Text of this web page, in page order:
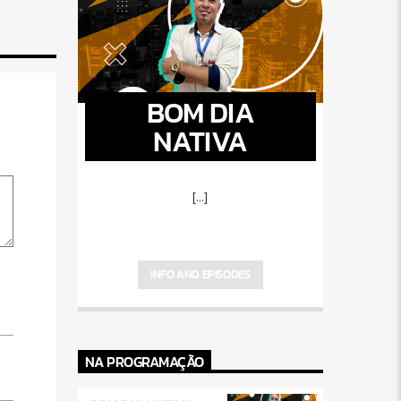
BOM DIA
NATIVA
[...]
INFO AND EPISODES
NA PROGRAMAÇÃO